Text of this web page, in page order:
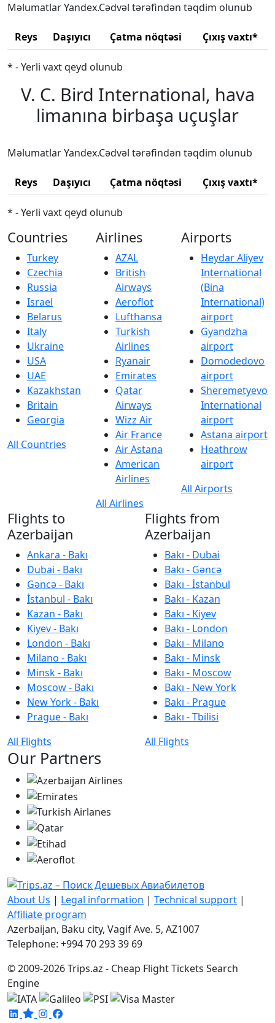
Məlumatlar Yandex.Cədvəl tərəfindən təqdim olunub
Reys Daşıyıcı Çatma nöqtəsi Çıxış vaxtı*
* - Yerli vaxt qeyd olunub
V. C. Bird International, hava
limanına birbaşa uçuşlar
Məlumatlar Yandex.Cədvəl tərəfindən təqdim olunub
Reys Daşıyıcı Çatma nöqtəsi Çıxış vaxtı*
* - Yerli vaxt qeyd olunub
Countries
Turkey
Czechia
Russia
Israel
Belarus
Italy
Ukraine
USA
UAE
Kazakhstan
Britain
Georgia
All Countries
Airlines
AZAL
British
Airways
Aeroflot
Lufthansa
Turkish
Airlines
Ryanair
Emirates
Qatar
Airways
Wizz Air
Air France
Air Astana
American
Airlines
All Airlines
Airports
Heydar Aliyev
International
(Bina
International)
airport
Gyandzha
airport
Domodedovo
airport
Sheremetyevo
International
airport
Astana airport
Heathrow
airport
All Airports
Flights to
Azerbaijan
Ankara - Bakı
Dubai - Bakı
Gəncə - Bakı
İstanbul - Bakı
Kazan - Bakı
Kiyev - Bakı
London - Bakı
Milano - Bakı
Minsk - Bakı
Moscow - Bakı
New York - Bakı
Prague - Bakı
All Flights
Flights from
Azerbaijan
Bakı - Dubai
Bakı - Gəncə
Bakı - İstanbul
Bakı - Kazan
Bakı - Kiyev
Bakı - London
Bakı - Milano
Bakı - Minsk
Bakı - Moscow
Bakı - New York
Bakı - Prague
Bakı - Tbilisi
All Flights
Our Partners
About Us | Legal information | Technical support |
Affiliate program
Azerbaijan, Baku city, Vagif Ave. 5, AZ1007
Telephone: +994 70 293 39 69
© 2009-2026 Trips.az - Cheap Flight Tickets Search
Engine